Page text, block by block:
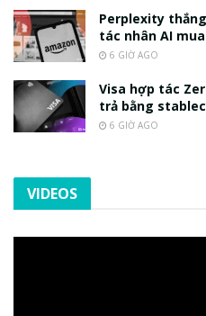
Perplexity
tác nhân AI
6 GIỜ AGO
Visa hợp tác
trả bằng
6 GIỜ AGO
VIDEOS